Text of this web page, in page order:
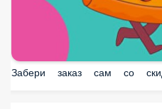
Забери заказ сам со скидкой